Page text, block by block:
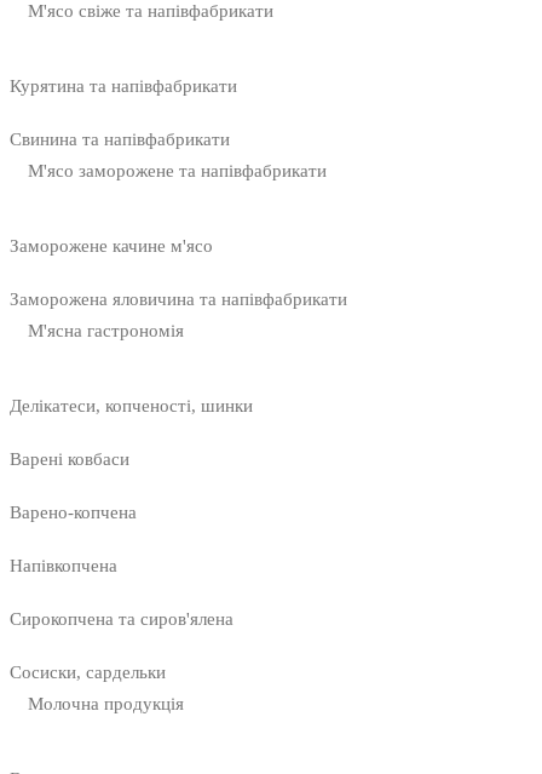
М'ясо свіже та напівфабрикати
Курятина та напівфабрикати
Свинина та напівфабрикати
М'ясо заморожене та напівфабрикати
Заморожене качине м'ясо
Заморожена яловичина та напівфабрикати
М'ясна гастрономія
Делікатеси, копченості, шинки
Варені ковбаси
Варено-копчена
Напівкопчена
Сирокопчена та сиров'ялена
Сосиски, сардельки
Молочна продукція